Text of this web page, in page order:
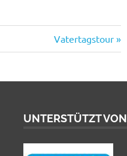
Nächster
Beitrag:
Vatertagstour
UNTERSTÜTZT VON